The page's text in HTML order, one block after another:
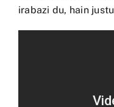
irabazi du, hain